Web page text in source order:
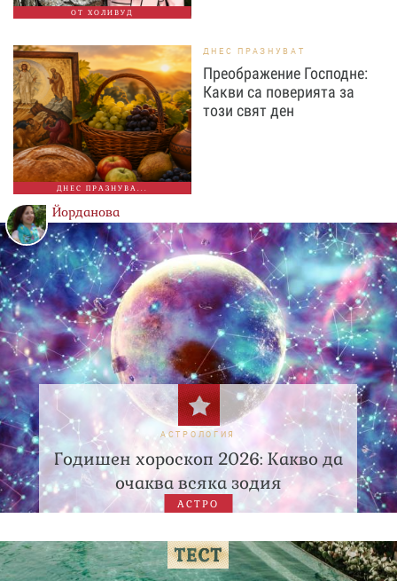
ОТ ХОЛИВУД
ДНЕС ПРАЗНУВА...
ДНЕС ПРАЗНУВАТ
Преображение Господне:
Какви са поверията за
този свят ден
Йорданова
АСТРОЛОГИЯ
Годишен хороскоп 2026: Какво да
очаква всяка зодия
АСТРО